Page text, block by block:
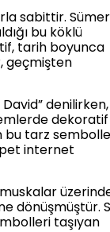
sabittir.
bu köklü
tarih boyunca
geçmişten
denilirken,
dekoratif
bu tarz
internet
dönüşmüştür.
taşıyan